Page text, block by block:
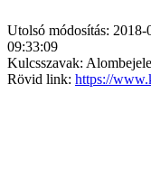
Utolsó módosítás: 2018-
09:33:09
Kulcsszavak:
Rövid link: https://